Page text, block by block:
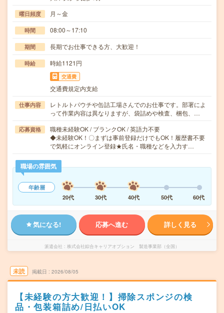
曜日頻度 月～金
時間 08:00～17:10
期間 長期でお仕事できる方、大歓迎！
時給 時給1121円
交通費
交通費規定内支給
仕事内容
レトルトパウチや缶詰工場さんでのお仕事です。部署によ
って作業内容は異なりますが、袋詰めや検査、梱包、…
応募資格
職種未経験OK / ブランクOK / 英語力不要
◆未経験OK！〇まずは事前登録だけでもOK！履歴書不要
で気軽にオンライン登録★氏名・職種などを入力す…
職場の雰囲気
年齢層
20代
30代 40代 50代 60代
気になる! 応募へ進む 詳しく見る
派遣会社 株式会社綜合キャリアオプション 製造事業部（全国）
未読 掲載日 2026/08/05
【未経験の方大歓迎！】掃除スポンジの検
品・包装箱詰め/日払いOK